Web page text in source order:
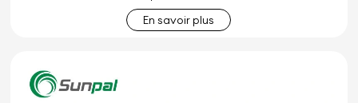
En savoir plus